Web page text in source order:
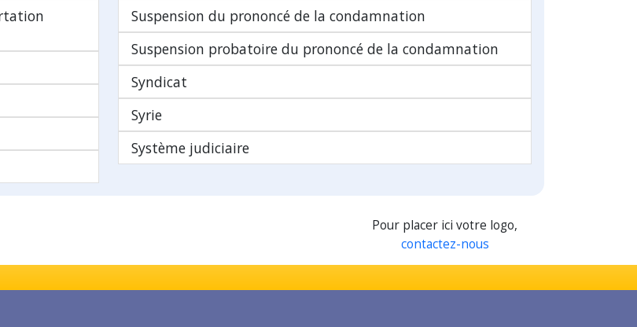
Suspension du prononcé de la condamnation
Suspension probatoire du prononcé de la condamnation
Syndicat
Syrie
Système judiciaire
Pour placer ici votre logo,
contactez-nous